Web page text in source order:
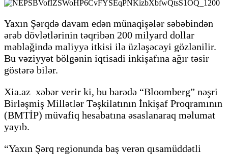
Yaxın Şərqdə davam edən münaqişələr səbəbindən
ərəb dövlətlərinin təqribən 200 milyard dollar
məbləğində maliyyə itkisi ilə üzləşəcəyi gözlənilir.
Bu vəziyyət bölgənin iqtisadi inkişafına ağır təsir
göstərə bilər.
Xia.az xəbər verir ki, bu barədə “Bloomberg” nəşri
Birləşmiş Millətlər Təşkilatının İnkişaf Proqramının
(BMTİP) müvafiq hesabatına əsaslanaraq məlumat
yayıb.
“Yaxın Şərq regionunda baş verən qısamüddətli